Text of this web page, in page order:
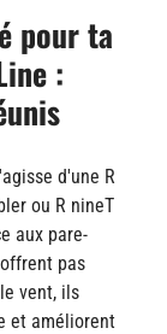
pour ta
:
d'une R
ou R nineT
aux pare-
pas
vent, ils
et améliorent